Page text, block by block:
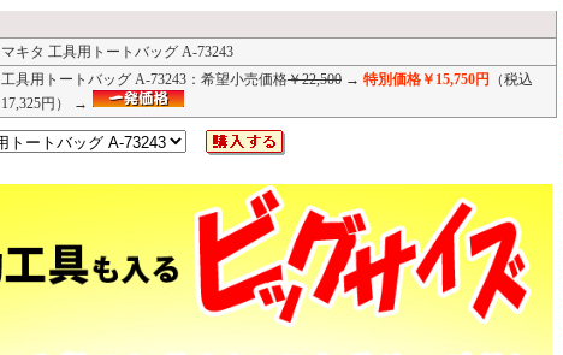
マキタ 工具用トートバッグ A-73243
工具用トートバッグ A-73243：希望小売価格￥22,500 → 特別価格￥15,750円
（税込
17,325円） →